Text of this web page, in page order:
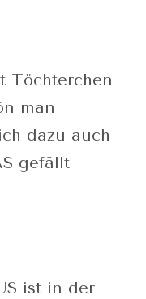
Töchterchen
man
dazu auch
gefällt
ist in der